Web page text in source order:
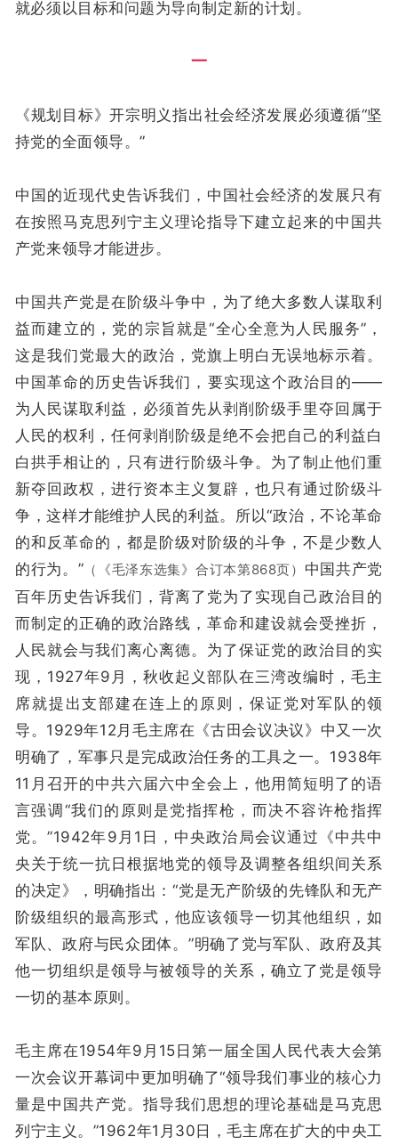
就必须以目标和问题为导向制定新的计划。
一
《规划目标》开宗明义指出社会经济发展必须遵循“坚
持党的全面领导。”
中国的近现代史告诉我们，中国社会经济的发展只有
在按照马克思列宁主义理论指导下建立起来的中国共
产党来领导才能进步。
中国共产党是在阶级斗争中，为了绝大多数人谋取利
益而建立的，党的宗旨就是“全心全意为人民服务”，
这是我们党最大的政治，党旗上明白无误地标示着。
中国革命的历史告诉我们，要实现这个政治目的——
为人民谋取利益，必须首先从剥削阶级手里夺回属于
人民的权利，任何剥削阶级是绝不会把自己的利益白
白拱手相让的，只有进行阶级斗争。为了制止他们重
新夺回政权，进行资本主义复辟，也只有通过阶级斗
争，这样才能维护人民的利益。所以“政治，不论革命
的和反革命的，都是阶级对阶级的斗争，不是少数人
的行为。” （《毛泽东选集》合订本第868页） 中国共产党
百年历史告诉我们，背离了党为了实现自己政治目的
而制定的正确的政治路线，革命和建设就会受挫折，
人民就会与我们离心离德。为了保证党的政治目的实
现，1927年9月，秋收起义部队在三湾改编时，毛主
席就提出支部建在连上的原则，保证党对军队的领
导。1929年12月毛主席在《古田会议决议》中又一次
明确了，军事只是完成政治任务的工具之一。1938年
11月召开的中共六届六中全会上，他用简短明了的语
言强调“我们的原则是党指挥枪，而决不容许枪指挥
党。”1942年9月1日，中央政治局会议通过《中共中
央关于统一抗日根据地党的领导及调整各组织间关系
的决定》，明确指出：“党是无产阶级的先锋队和无产
阶级组织的最高形式，他应该领导一切其他组织，如
军队、政府与民众团体。”明确了党与军队、政府及其
他一切组织是领导与被领导的关系，确立了党是领导
一切的基本原则。
毛主席在1954年9月15日第一届全国人民代表大会第
一次会议开幕词中更加明确了“领导我们事业的核心力
量是中国共产党。指导我们思想的理论基础是马克思
列宁主义。”1962年1月30日，毛主席在扩大的中央工